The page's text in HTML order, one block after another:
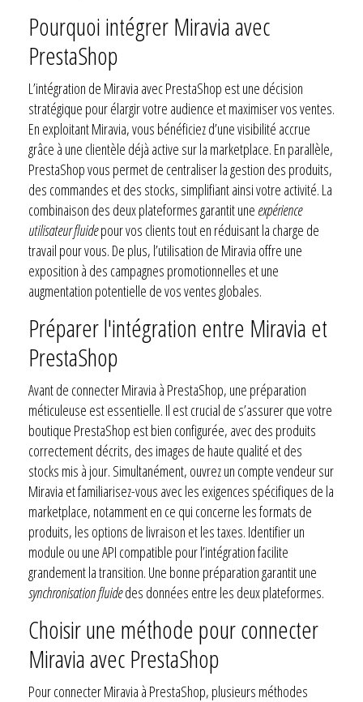
Pourquoi intégrer Miravia avec
PrestaShop
L’intégration de Miravia avec PrestaShop est une décision
stratégique pour élargir votre audience et maximiser vos ventes.
En exploitant Miravia, vous bénéficiez d’une visibilité accrue
grâce à une clientèle déjà active sur la marketplace. En parallèle,
PrestaShop vous permet de centraliser la gestion des produits,
des commandes et des stocks, simplifiant ainsi votre activité. La
combinaison des deux plateformes garantit une expérience
utilisateur fluidepour vos clients tout en réduisant la charge de
travail pour vous. De plus, l’utilisation de Miravia offre une
exposition à des campagnes promotionnelles et une
augmentation potentielle de vos ventes globales.
Préparer l'intégration entre Miravia et
PrestaShop
Avant de connecter Miravia à PrestaShop, une préparation
méticuleuse est essentielle. Il est crucial de s’assurer que votre
boutique PrestaShop est bien configurée, avec des produits
correctement décrits, des images de haute qualité et des
stocks mis à jour. Simultanément, ouvrez un compte vendeur sur
Miravia et familiarisez-vous avec les exigences spécifiques de la
marketplace, notamment en ce qui concerne les formats de
produits, les options de livraison et les taxes. Identifier un
module ou une API compatible pour l’intégration facilite
grandement la transition. Une bonne préparation garantit une
synchronisation fluidedes données entre les deux plateformes.
Choisir une méthode pour connecter
Miravia avec PrestaShop
Pour connecter Miravia à PrestaShop, plusieurs méthodes